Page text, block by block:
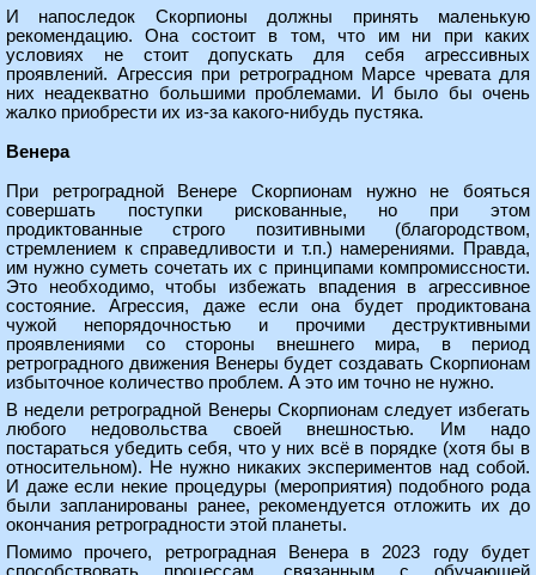
И напоследок Скорпионы должны принять маленькую
рекомендацию. Она состоит в том, что им ни при каких
условиях не стоит допускать для себя агрессивных
проявлений. Агрессия при ретроградном Марсе чревата для
них неадекватно большими проблемами. И было бы очень
жалко приобрести их из-за какого-нибудь пустяка.
Венера
При ретроградной Венере Скорпионам нужно не бояться
совершать поступки рискованные, но при этом
продиктованные строго позитивными (благородством,
стремлением к справедливости и т.п.) намерениями. Правда,
им нужно суметь сочетать их с принципами компромиссности.
Это необходимо, чтобы избежать впадения в агрессивное
состояние. Агрессия, даже если она будет продиктована
чужой непорядочностью и прочими деструктивными
проявлениями со стороны внешнего мира, в период
ретроградного движения Венеры будет создавать Скорпионам
избыточное количество проблем. А это им точно не нужно.
В недели ретроградной Венеры Скорпионам следует избегать
любого недовольства своей внешностью. Им надо
постараться убедить себя, что у них всё в порядке (хотя бы в
относительном). Не нужно никаких экспериментов над собой.
И даже если некие процедуры (мероприятия) подобного рода
были запланированы ранее, рекомендуется отложить их до
окончания ретроградности этой планеты.
Помимо прочего, ретроградная Венера в 2023 году будет